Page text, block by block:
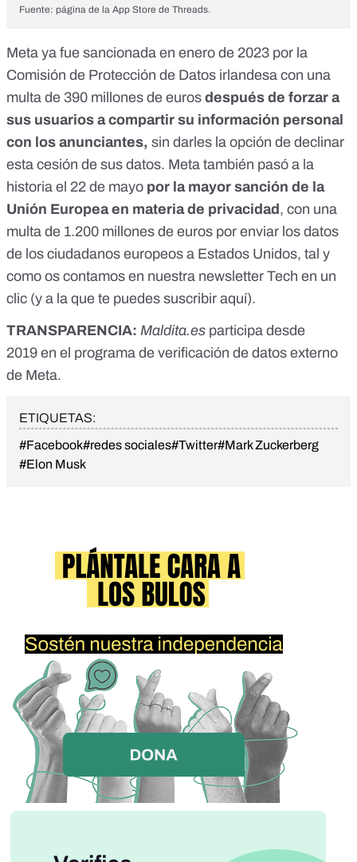
Fuente: página de la App Store de Threads.
Meta ya fue sancionada en enero de 2023 por la
Comisión de Protección de Datos irlandesa con una
multa de 390 millones de euros después de forzar a
sus usuarios a compartir su información personal
con los anunciantes, sin darles la opción de declinar
esta cesión de sus datos. Meta también pasó a la
historia el 22 de mayo por la mayor sanción de la
Unión Europea en materia de privacidad , con una
multa de 1.200 millones de euros por enviar los datos
de los ciudadanos europeos a Estados Unidos, tal y
como os contamos en nuestra newsletter Tech en un
clic (y a la que te puedes suscribir aquí).
TRANSPARENCIA: Maldita.es participa desde
2019 en el programa de verificación de datos externo
de Meta.
ETIQUETAS:
#Facebook#redes sociales#Twitter#Mark Zuckerberg
#Elon Musk